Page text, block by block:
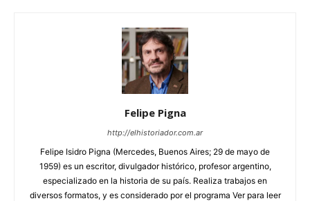
Felipe Pigna
http://elhistoriador.com.ar
Felipe Isidro Pigna (Mercedes, Buenos Aires; 29 de mayo de
1959) es un escritor, divulgador histórico, profesor argentino,
especializado en la historia de su país. Realiza trabajos en
diversos formatos, y es considerado por el programa Ver para leer